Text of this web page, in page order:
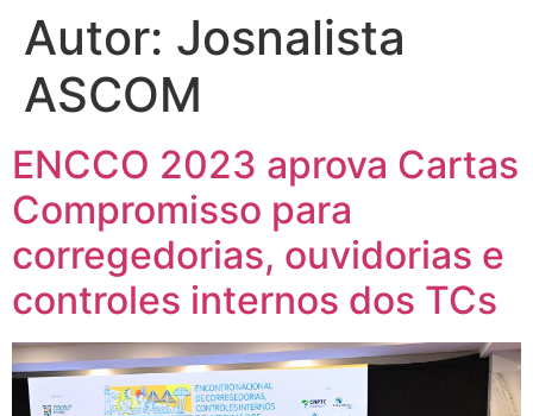
Autor: Josnalista
ASCOM
ENCCO 2023 aprova Cartas
Compromisso para
corregedorias, ouvidorias e
controles internos dos TCs